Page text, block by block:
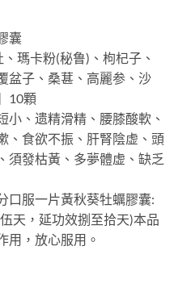
囊
瑪卡粉(秘鲁)、枸杞子、
盆子、桑葚、高麗参、沙
10顆
小、遗精滑精、腰膝酸軟、
、食欲不振、肝腎陰虚、頭
須發枯黃、多夢體虚、缺乏
口服一片黃秋葵牡蠣膠囊:
天，延功效捌至拾天)本品
用，放心服用。